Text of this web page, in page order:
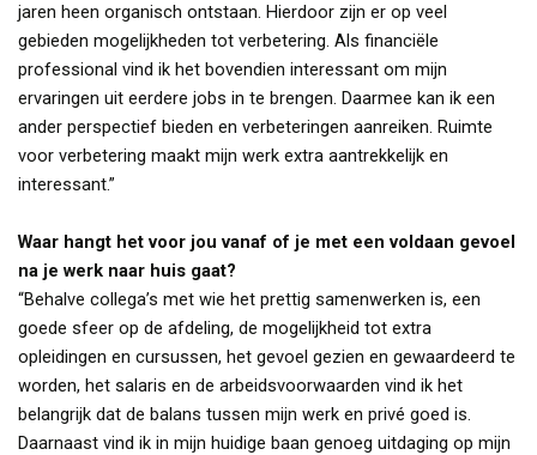
jaren heen organisch ontstaan. Hierdoor zijn er op veel
gebieden mogelijkheden tot verbetering. Als financiële
professional vind ik het bovendien interessant om mijn
ervaringen uit eerdere jobs in te brengen. Daarmee kan ik een
ander perspectief bieden en verbeteringen aanreiken. Ruimte
voor verbetering maakt mijn werk extra aantrekkelijk en
interessant.”
Waar hangt het voor jou vanaf of je met een voldaan gevoel
na je werk naar huis gaat?
“Behalve collega’s met wie het prettig samenwerken is, een
goede sfeer op de afdeling, de mogelijkheid tot extra
opleidingen en cursussen, het gevoel gezien en gewaardeerd te
worden, het salaris en de arbeidsvoorwaarden vind ik het
belangrijk dat de balans tussen mijn werk en privé goed is.
Daarnaast vind ik in mijn huidige baan genoeg uitdaging op mijn